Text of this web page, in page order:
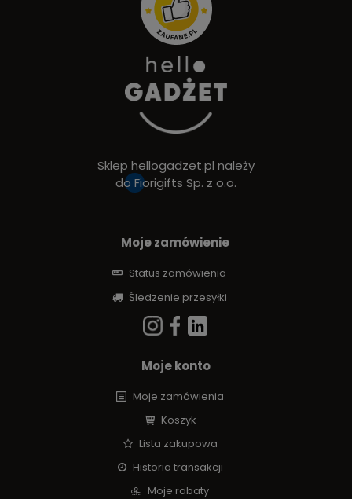
Sklep hellogadzet.pl należy
do Fiorigifts Sp. z o.o.
Moje zamówienie
Status zamówienia
Śledzenie przesyłki
Moje konto
Moje zamówienia
Koszyk
Lista zakupowa
Historia transakcji
Moje rabaty